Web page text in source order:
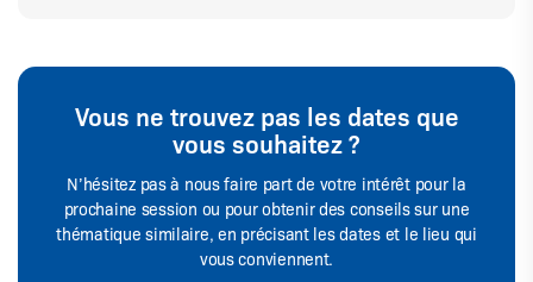
Vous ne trouvez pas les dates que
vous souhaitez ?
N’hésitez pas à nous faire part de votre intérêt pour la
prochaine session ou pour obtenir des conseils sur une
thématique similaire, en précisant les dates et le lieu qui
vous conviennent.